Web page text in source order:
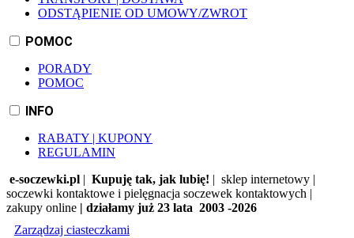
ODSTĄPIENIE OD UMOWY/ZWROT
POMOC
PORADY
POMOC
INFO
RABATY | KUPONY
REGULAMIN
e-soczewki.pl | Kupuję tak, jak lubię! | sklep internetowy |
soczewki kontaktowe i pielęgnacja soczewek kontaktowych |
zakupy online | działamy już 23 lata 2003 -2026
Zarządzaj ciasteczkami